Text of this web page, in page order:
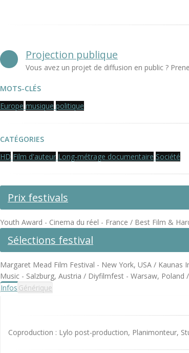
Projection publique
Vous avez un projet de diffusion en public ?
MOTS-CLÉS
Europe musique politique
CATÉGORIES
HD Film d'auteur Long-métrage documentaire Société
Prix festivals
Youth Award - Cinema du réel - France / Best Film &
Sélections festival
Margaret Mead Film Festival - New York, USA /
Music - Salzburg, Austria / Diyfilmfest - Warsaw,
Infos Générique
Coproduction : Lylo post-production, Planimonteur,